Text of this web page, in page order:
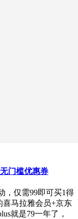
门槛优惠券
，仅需99即可买1得
喜马拉雅会员+京东
就是79一年了，